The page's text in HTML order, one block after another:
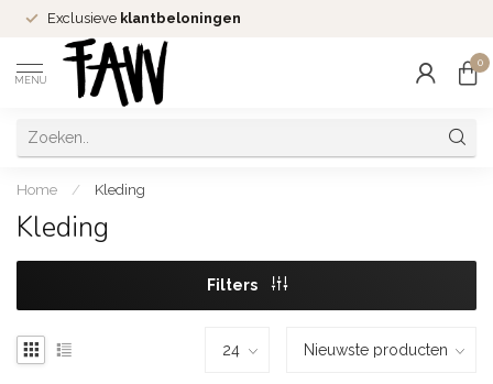
Exclusieve klantbeloningen
MENU
0
Home / Kleding
Kleding
Filters